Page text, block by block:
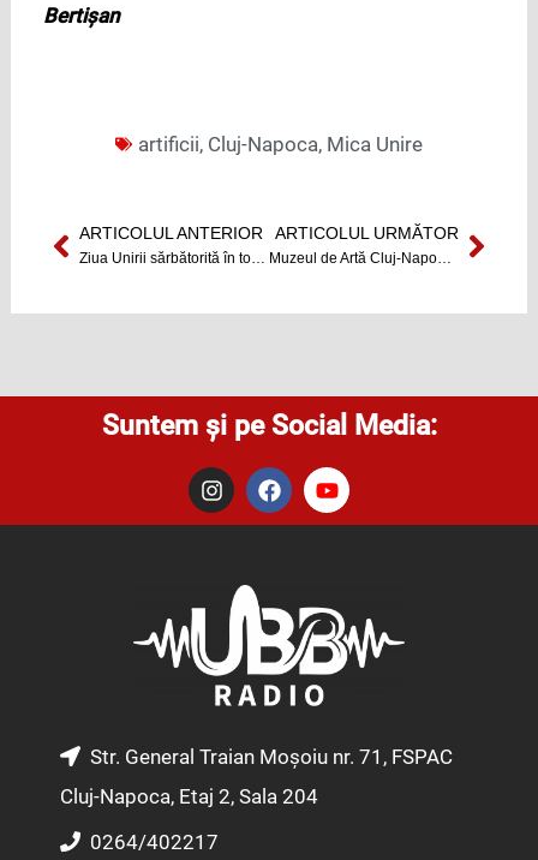
Bertișan
artificii, Cluj-Napoca, Mica Unire
Prev
ARTICOLUL ANTERIOR
Ziua Unirii sărbătorită în toată țara
ARTICOLUL URMĂTOR
Muzeul de Artă Cluj-Napoca va fi gazda celor mai bune caricaturi Next
Suntem și pe Social Media:
I
n
s
m
F
a
c
o
k
Y
o
u
e
Str. General Traian Moșoiu nr. 71, FSPAC
Cluj-Napoca, Etaj 2, Sala 204
0264/402217